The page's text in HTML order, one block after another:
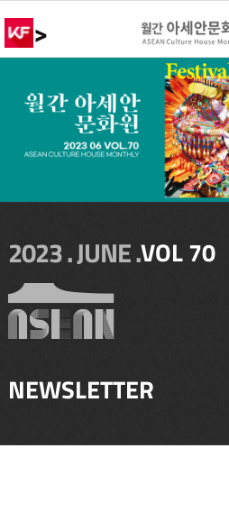
>
2023 . JUNE .VOL 70
NEWSLETTER